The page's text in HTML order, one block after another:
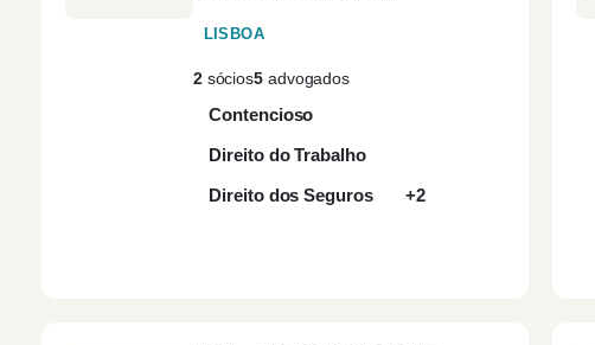
LISBOA
2sócios5 advogados
Contencioso
Direito do Trabalho
Direito dos Seguros
+2